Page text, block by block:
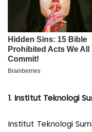
1. Institut Teknologi
Institut Teknologi